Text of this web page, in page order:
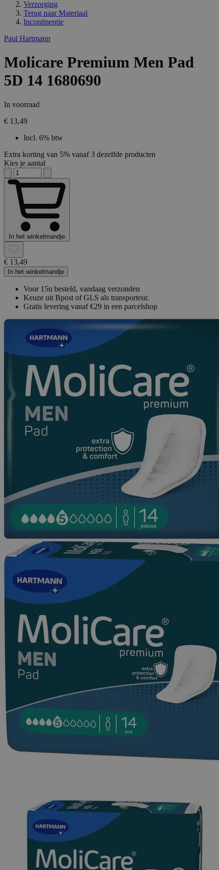
Verzorging
Terug naar Materiaal
Incontinentie
Paul Hartmann
Molicare Premium Men Pad
5D 14 1680690
In voorraad
€ 13,49
Incl. 6% btw
Extra korting van 5% vanaf 3 dezelfde producten
Kies je aantal
In het winkelmandje
€ 13,49
In het winkelmandje
Voor 15u besteld, vandaag verzonden
Keuze uit Bpost of GLS als transporteur.
Gratis levering vanaf €29 in een parcelshop